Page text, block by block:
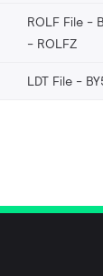
ROLF File -
ROLFZ
LDT File -